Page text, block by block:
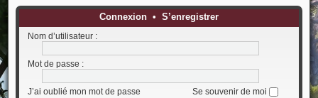
Connexion• S’enregistrer
Nom d’utilisateur :
Mot de passe :
J’ai oublié mon mot de passe Se souvenir de moi